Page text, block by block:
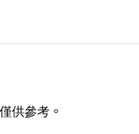
供參考。